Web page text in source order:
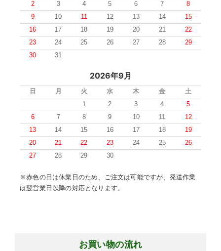
2
3 4 5 6 7
8
9
10 11 12 13 14
15
16
17 18 19 20 21
22
23
24 25 26 27 28
29
30
31
2026年9月
日 月 火 水 木 金
土
1
2 3 4
5
6
7 8 9 10 11
12
13
14 15 16 17 18
19
20
21 22 23 24 25
26
27
28 29 30
※赤色の日は休業日のため、ご注文は可能ですが、発送作業
は翌営業日以降の対応となります。
お買い物の流れ